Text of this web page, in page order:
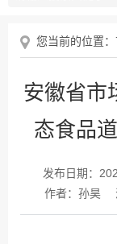
您当前的位置：
安徽省市
态食品
发布日期：
作者：孙昊